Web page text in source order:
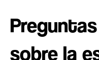
sobre la